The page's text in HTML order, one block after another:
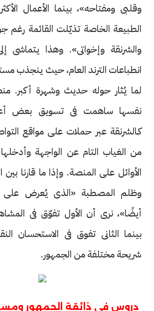
وقلبى ومفتاحه»، بينما الأعمال
والشرنقة وإخواتى». وهذا يتماشى
انطباعات الترند العام، حيث ينجذب
نفسها ساهمت فى تسويق بعض
كـالشرنقة عبر حملات على مواقع
من الغياب التام عن الواجهة
الأوائل على المنصة. وإذا ما قارنا
وظلم المصطبة «الذى يُعرض على
أيضًا»، نرى أن الأول تفوّق فى
بينما الثانى تفوق فى الاستحسان
شريحة مختلفة من الجمهور.
دروس فى ذائقة الجمهور